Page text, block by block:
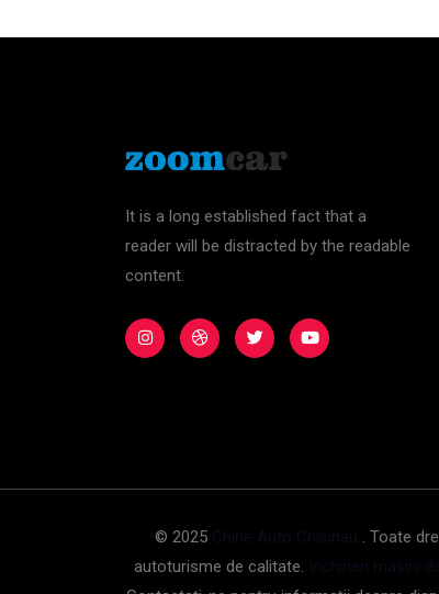
It is a long established fact that a
reader will be distracted by the readable
content.
© 2025 Chirie Auto Chisinau . Toate
autoturisme de calitate. Închirieri mașini